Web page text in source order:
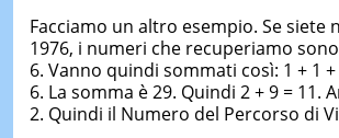
Facciamo un altro esempio. Se siete
1976, i numeri che recuperiamo sono
6. Vanno quindi sommati così: 1 + 1 +
6. La somma è 29. Quindi 2 + 9 = 11.
2. Quindi il Numero del Percorso di